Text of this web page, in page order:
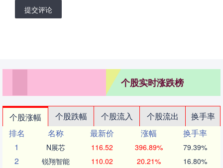
提交评论
个股实时涨跌榜
个股涨幅 个股跌幅 个股流入 个股流出
换手率
排名
名称 最新价 涨幅
换手率
1
N展芯 116.52 396.89% 79.39%
2 锐翔智能 110.02 20.21% 16.80%